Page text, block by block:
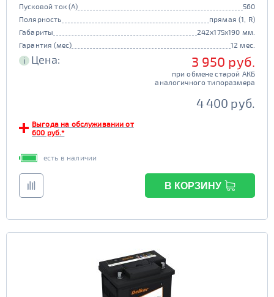
Пусковой ток (А)
560
Полярность
прямая (1, R)
Габариты
242x175x190 мм.
Гарантия (мес)
12 мес.
i Цена: 3 950 руб.
при обмене старой АКБ
аналогичного типоразмера
4 400 руб.
Выгода на обслуживании от
600 руб.*
есть в наличии
В КОРЗИНУ